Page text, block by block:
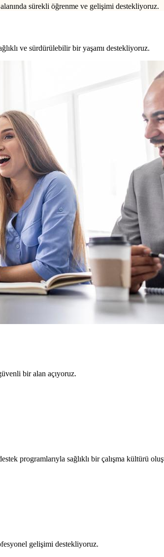
sürekli öğrenme ve gelişimi destekliyoruz.
ve sürdürülebilir bir yaşamı destekliyoruz.
bir alan açıyoruz.
programlarıyla sağlıklı bir çalışma kültürü
gelişimi destekliyoruz.